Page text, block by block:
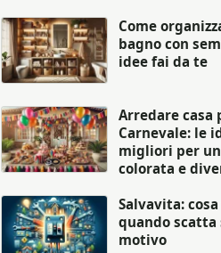
Come
bagno con
idee fai da te
Arredare casa
Carnevale: le
migliori per
colorata e
Salvavita:
quando scatta
motivo